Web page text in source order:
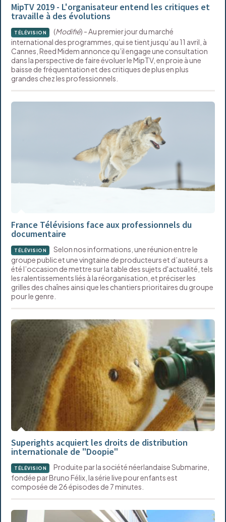
MipTV 2019 - L'organisateur entend les critiques et
travaille à des évolutions
TÉLÉVISION (Modifié) - Au premier jour du marché
international des programmes, qui se tient jusqu’au 11 avril, à
Cannes, Reed Midem annonce qu’il engage une consultation
dans la perspective de faire évoluer le MipTV, en proie à une
baisse de fréquentation et des critiques de plus en plus
grandes chez les professionnels.
France Télévisions face aux professionnels du
documentaire
TÉLÉVISION
Selon nos informations, une réunion entre le
groupe public et une vingtaine de producteurs et d’auteurs a
été l’occasion de mettre sur la table des sujets d'actualité, tels
les ralentissements liés à la réorganisation, et préciser les
grilles des chaînes ainsi que les chantiers prioritaires du groupe
pour le genre.
Superights acquiert les droits de distribution
internationale de "Doopie"
TÉLÉVISION
Produite par la société néerlandaise Submarine,
fondée par Bruno Félix, la série live pour enfants est
composée de 26 épisodes de 7 minutes.